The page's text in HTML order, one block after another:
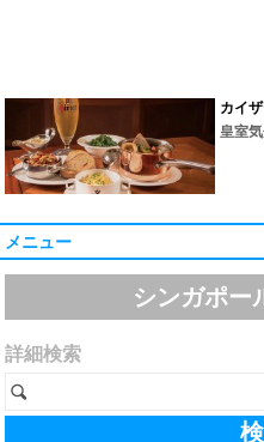
カイ
皇室
メニュー
シンガポー
詳細検索